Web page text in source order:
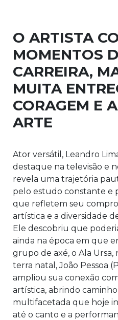
O ARTISTA
MOMENTOS
CARREIRA,
MUITA
CORAGEM E
ARTE
Ator versátil, Leandro
destaque na televisão e
revela uma trajetória
pelo estudo constante e
que refletem seu
artística e a diversidade
Ele descobriu que
ainda na época em que
grupo de axé, o Ala Ursa,
terra natal, João Pessoa
ampliou sua conexão
artística, abrindo
multifacetada que hoje
até o canto e a